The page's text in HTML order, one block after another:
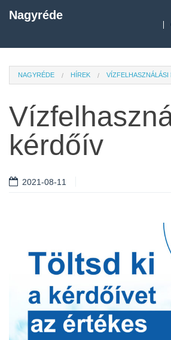
Nagyréde
NAGYRÉDE HÍREK VÍZFELHASZNÁLÁSI
kérdőív
2021-08-11